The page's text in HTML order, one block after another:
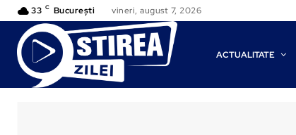
33 C București vineri, august 7, 2026
ACTUALITATE